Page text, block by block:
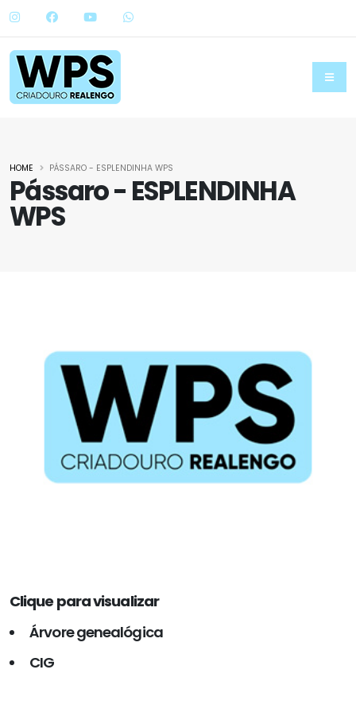
Pássaro - ESPLENDINHA
WPS
HOME PÁSSARO - ESPLENDINHA WPS
Clique para visualizar
Árvore genealógica
CIG